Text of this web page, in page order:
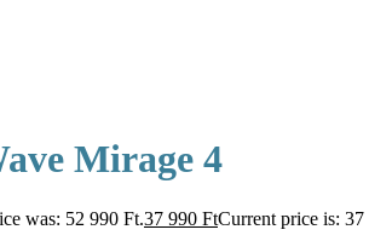
Mirage 4
was: 52 990 Ft.37 990 FtCurrent price is: 37